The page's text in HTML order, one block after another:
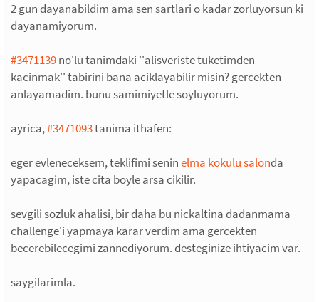
2 gun dayanabildim ama sen sartlari o kadar zorluyorsun ki
dayanamiyorum.
#3471139no'lu tanimdaki ''alisveriste tuketimden
kacinmak'' tabirini bana aciklayabilir misin? gercekten
anlayamadim. bunu samimiyetle soyluyorum.
ayrica,#3471093tanima ithafen:
eger evleneceksem, teklifimi seninelma kokulu salonda
yapacagim, iste cita boyle arsa cikilir.
sevgili sozluk ahalisi, bir daha bu nickaltina dadanmama
challenge'i yapmaya karar verdim ama gercekten
becerebilecegimi zannediyorum. desteginize ihtiyacim var.
saygilarimla.